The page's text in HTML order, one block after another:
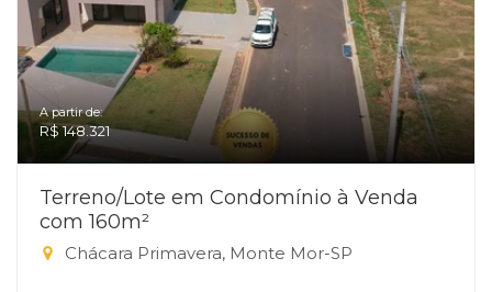
A partir de:
R$ 148.321
Terreno/Lote em Condomínio à Venda
com 160m²
Chácara Primavera, Monte Mor-SP